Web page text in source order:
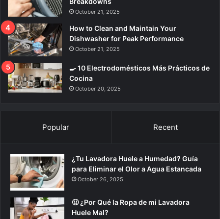
October 21, 2025
How to Clean and Maintain Your
Dishwasher for Peak Performance
October 21, 2025
🍳 10 Electrodomésticos Más Prácticos de
Cocina
October 20, 2025
Popular Recent
¿Tu Lavadora Huele a Humedad? Guía
para Eliminar el Olor a Agua Estancada
October 26, 2025
🤢 ¿Por Qué la Ropa de mi Lavadora
Huele Mal?